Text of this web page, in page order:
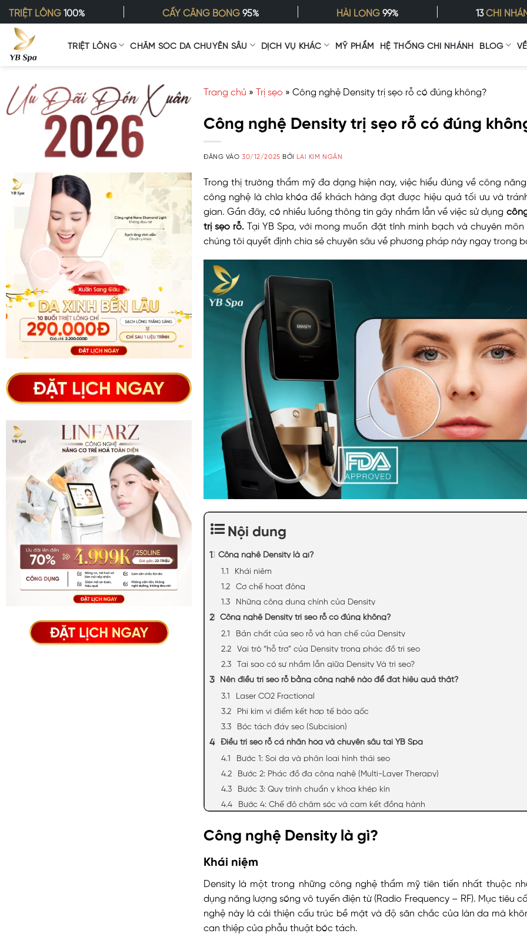
dung
TRIỆT LÔNG 100% CẤY CĂNG BÓNG 95% HÀI LÒNG99% 13CHI
TRIỆT LÔNG CHĂM SÓC DA CHUYÊN SÂU DỊCH VỤ KHÁC MỸ PHẨM HỆ THỐNG CHI NHÁNH BLOG
Trang chủ » Trị sẹo » Công nghệ Density trị sẹo rỗ có đúng không?
Công nghệ Density trị sẹo rỗ có đúng
ĐĂNG VÀO30/12/2025 BỞI LAI KIM NGÂN
Trong thị trường thẩm mỹ đa dạng hiện nay, việc hiểu đúng về công
công nghệ là chìa khóa để khách hàng đạt được hiệu quả tối ưu và
gian. Gần đây, có nhiều luồng thông tin gây nhầm lẫn về việc sử dụng
trị sẹo rỗ. Tại YB Spa, với mong muốn đặt tính minh bạch và chuyên môn
chúng tôi quyết định chia sẻ chuyên sâu về phương pháp này ngay trong
Nội dung
Công nghệ Density là gì?
Khái niệm
Cơ chế hoạt động
Những công dụng chính của Density
Công nghệ Density trị sẹo rỗ có đúng không?
Bản chất của sẹo rỗ và hạn chế của Density
Vai trò “hỗ trợ” của Density trong phác đồ trị sẹo
Tại sao có sự nhầm lẫn giữa Density Và trị sẹo?
Nên điều trị sẹo rỗ bằng công nghệ nào để đạt hiệu quả thật?
Laser CO2 Fractional
Phi kim vi điểm kết hợp tế bào gốc
Bóc tách đáy sẹo (Subcision)
Điều trị sẹo rỗ cá nhân hóa và chuyên sâu tại YB Spa
Bước 1: Soi da và phân loại hình thái sẹo
Bước 2: Phác đồ đa công nghệ (Multi-Layer Therapy)
Bước 3: Quy trình chuẩn y khoa khép kín
Bước 4: Chế độ chăm sóc và cam kết đồng hành
Công nghệ Density là gì?
Khái niệm
Density là một trong những công nghệ thẩm mỹ tiên tiến nhất thuộc
dụng năng lượng sóng vô tuyến điện từ (Radio Frequency – RF). Mục tiêu
nghệ này là cải thiện cấu trúc bề mặt và độ săn chắc của làn da mà
can thiệp của phẫu thuật bóc tách.